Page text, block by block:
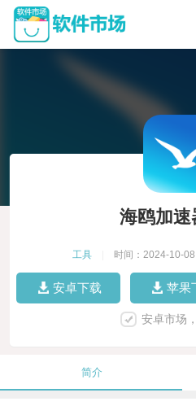
海鸥加速
工具 时间：2024-10-08
安卓下载 苹果
安卓市场
简介